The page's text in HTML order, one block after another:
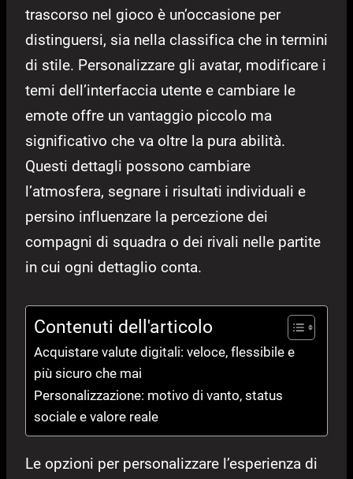
trascorso nel gioco è un’occasione per
distinguersi, sia nella classifica che in termini
di stile. Personalizzare gli avatar, modificare i
temi dell’interfaccia utente e cambiare le
emote offre un vantaggio piccolo ma
significativo che va oltre la pura abilità.
Questi dettagli possono cambiare
l’atmosfera, segnare i risultati individuali e
persino influenzare la percezione dei
compagni di squadra o dei rivali nelle partite
in cui ogni dettaglio conta.
Contenuti dell'articolo
Acquistare valute digitali: veloce, flessibile e
più sicuro che mai
Personalizzazione: motivo di vanto, status
sociale e valore reale
Le opzioni per personalizzare l’esperienza di